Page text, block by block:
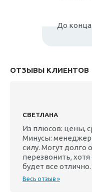
До
ОТЗЫВЫ КЛИЕНТОВ
СВЕТЛАНА
Из плюсов: цены,
Минусы:
силу. Могут долго
перезвонить,
будет все отлично.
Весь отзыв »